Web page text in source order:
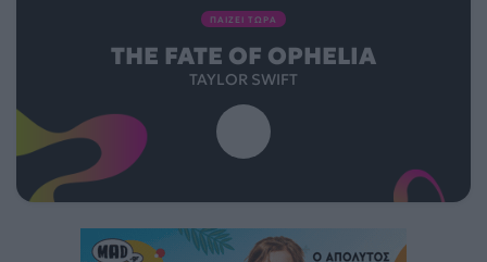
ΠΑΙΖΕΙ ΤΩΡΑ
THE FATE OF OPHELIA
TAYLOR SWIFT